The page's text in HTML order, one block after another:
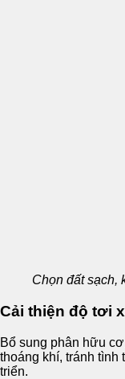
Chọn đất sạch,
Cải thiện độ tơi
Bổ sung phân hữu
thoáng khí, tránh tình
triển.